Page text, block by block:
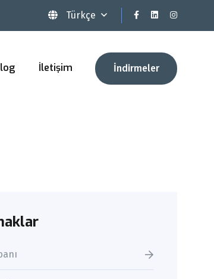
Türkçe
İletişim İndirmeler